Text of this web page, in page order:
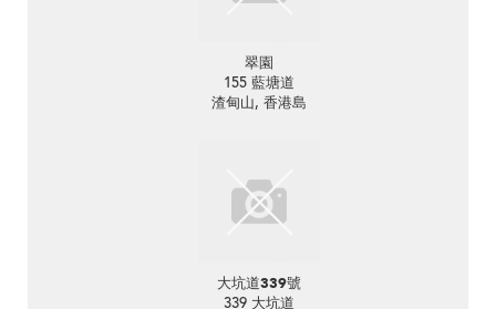
翠園
155 藍塘道
渣甸山, 香港島
大坑道339號
339 大坑道